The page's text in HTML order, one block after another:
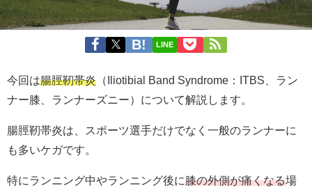
LINE
今回は腸脛靭帯炎 （Iliotibial Band Syndrome：ITBS、ラン
ナー膝、ランナーズニー）について解説します。
腸脛靭帯炎は、スポーツ選手だけでなく一般のランナーに
も多いケガです。
特にランニング中やランニング後に膝の外側が痛くなる場